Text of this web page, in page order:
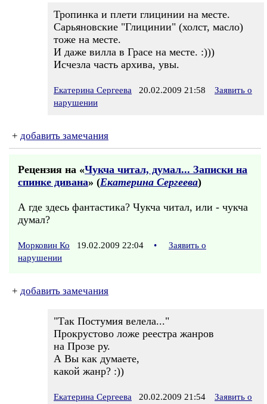
Тропинка и плети глицинии на месте.
Сарьяновские "Глицинии" (холст, масло)
тоже на месте.
И даже вилла в Грасе на месте. :)))
Исчезла часть архива, увы.
Екатерина Сергеева 20.02.2009 21:58
Заявить о
нарушении
+ добавить замечания
Рецензия на «Чукча читал, думал... Записки на
спинке дивана» (Екатерина Сергеева)
А где здесь фантастика? Чукча читал, или - чукча
думал?
Морковин Ко 19.02.2009 22:04 •
Заявить о
нарушении
+ добавить замечания
"Так Постумия велела..."
Прокрустово ложе реестра жанров
на Прозе ру.
А Вы как думаете,
какой жанр? :))
Екатерина Сергеева 20.02.2009 21:54
Заявить о